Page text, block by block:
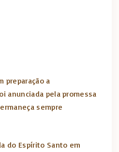
preparação a
anunciada pela promessa
sempre
do Espírito Santo em